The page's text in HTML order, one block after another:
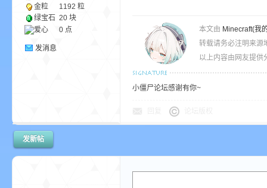
金粒
1192 粒
绿宝石 20 块
爱心
0 点
发消息
本文由 Minecraft(我
转载请务必注明来源
以上内容由网友提供
小僵尸论坛感谢有你~
发新帖